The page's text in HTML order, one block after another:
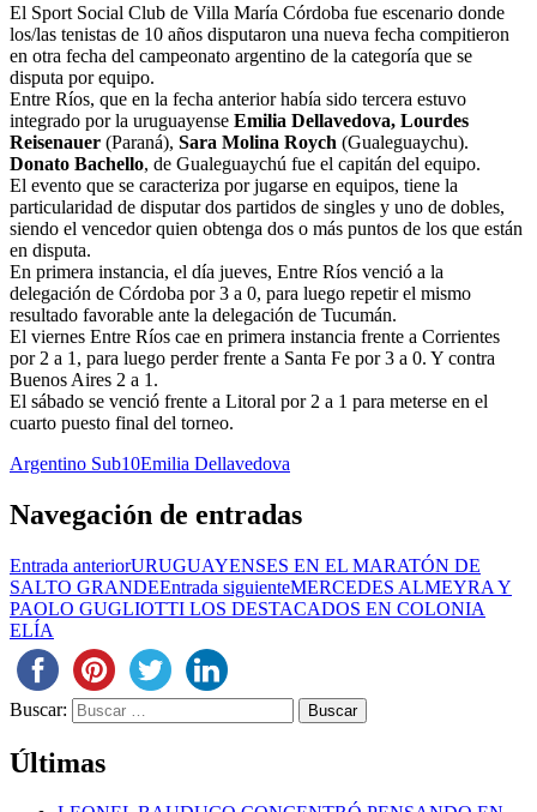
El Sport Social Club de Villa María Córdoba fue escenario donde
los/las tenistas de 10 años disputaron una nueva fecha compitieron
en otra fecha del campeonato argentino de la categoría que se
disputa por equipo.
Entre Ríos, que en la fecha anterior había sido tercera estuvo
integrado por la uruguayense Emilia Dellavedova, Lourdes
Reisenauer (Paraná), Sara Molina Roych (Gualeguaychu).
Donato Bachello, de Gualeguaychú fue el capitán del equipo.
El evento que se caracteriza por jugarse en equipos, tiene la
particularidad de disputar dos partidos de singles y uno de dobles,
siendo el vencedor quien obtenga dos o más puntos de los que están
en disputa.
En primera instancia, el día jueves, Entre Ríos venció a la
delegación de Córdoba por 3 a 0, para luego repetir el mismo
resultado favorable ante la delegación de Tucumán.
El viernes Entre Ríos cae en primera instancia frente a Corrientes
por 2 a 1, para luego perder frente a Santa Fe por 3 a 0. Y contra
Buenos Aires 2 a 1.
El sábado se venció frente a Litoral por 2 a 1 para meterse en el
cuarto puesto final del torneo.
Argentino Sub10Emilia Dellavedova
Navegación de entradas
Entrada anteriorURUGUAYENSES EN EL MARATÓN DE
SALTO GRANDEEntrada siguienteMERCEDES ALMEYRA Y
PAOLO GUGLIOTTI LOS DESTACADOS EN COLONIA
ELÍA
Buscar:
Últimas